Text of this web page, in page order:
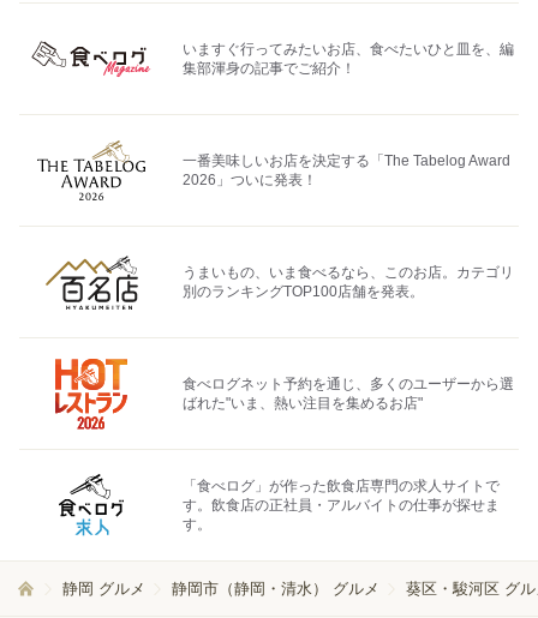
いますぐ行ってみたいお店、食べたいひと皿を、編
集部渾身の記事でご紹介！
一番美味しいお店を決定する「The Tabelog Award
2026」ついに発表！
うまいもの、いま食べるなら、このお店。カテゴリ
別のランキングTOP100店舗を発表。
食べログネット予約を通じ、多くのユーザーから選
ばれた"いま、熱い注目を集めるお店"
「食べログ」が作った飲食店専門の求人サイトで
す。飲食店の正社員・アルバイトの仕事が探せま
す。
静岡 グルメ 静岡市（静岡・清水） グルメ 葵区・駿河区 グ